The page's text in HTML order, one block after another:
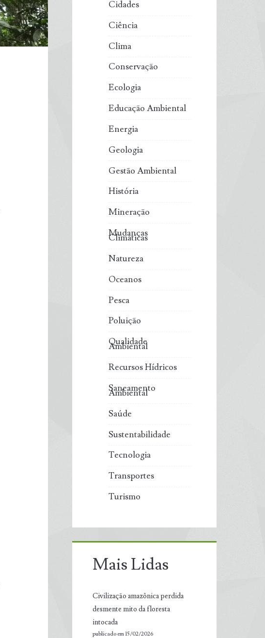
Cidades
Ciência
Clima
Conservação
Ecologia
Educação Ambiental
Energia
Geologia
Gestão Ambiental
História
Mineração
Mudanças
Climáticas
Natureza
Oceanos
Pesca
Poluição
Qualidade
Ambiental
Recursos Hídricos
Saneamento
Ambiental
Saúde
Sustentabilidade
Tecnologia
Transportes
Turismo
Mais Lidas
Civilização amazônica perdida
desmente mito da floresta
intocada
publicado em 15/02/2026